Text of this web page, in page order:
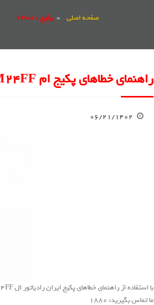
صفحه اصلی » پکیج 24000
راهنمای خطاهای پکیج ام M24FF
۰۶/۲۱/۱۴۰۲
ما تماس بگیرید: 1880